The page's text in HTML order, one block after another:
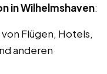
in Wilhelmshaven:
von Flügen, Hotels,
anderen